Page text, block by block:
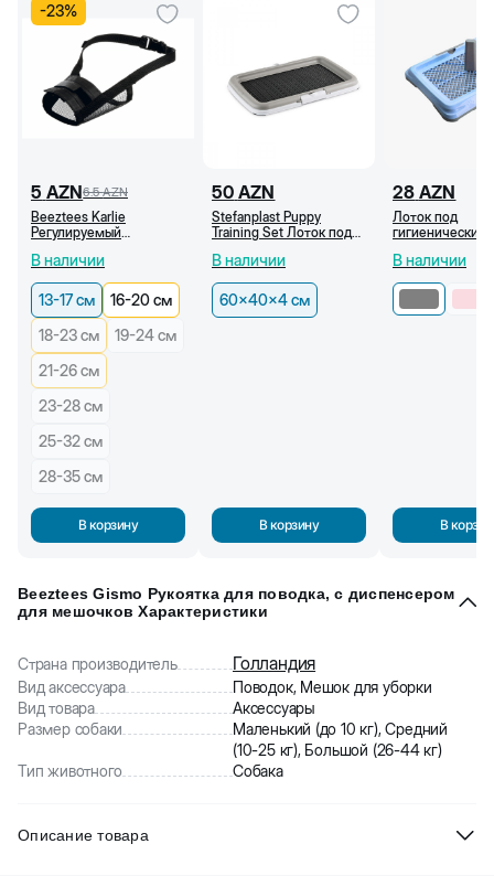
-23%
5 AZN6.5 AZN
Beeztees Karlie
Регулируемый
для собак (13-17 см)
В наличии
13-17 см
16-20 см
18-23 см
19-24 см
21-26 см
23-28 см
25-32 см
28-35 см
В корзину
50 AZN
Stefanplast Puppy
Training Set Лоток под
для щенков, серый,
60x40x4 см
В наличии
60x40x4 см
В корзину
28 AZN
Лоток под
гигиенические
(Серый)
В наличии
В
Beeztees Gismo Рукоятка для поводка, с диспенсером
для мешочков Характеристики
Страна производитель Голландия
Вид аксессуара
Поводок, Мешок для уборки
Вид товара
Аксессуары
Размер собаки
Маленький (до 10 кг), Средний
(10-25 кг), Большой (26-44 кг)
Тип животного
Собака
Описание товара